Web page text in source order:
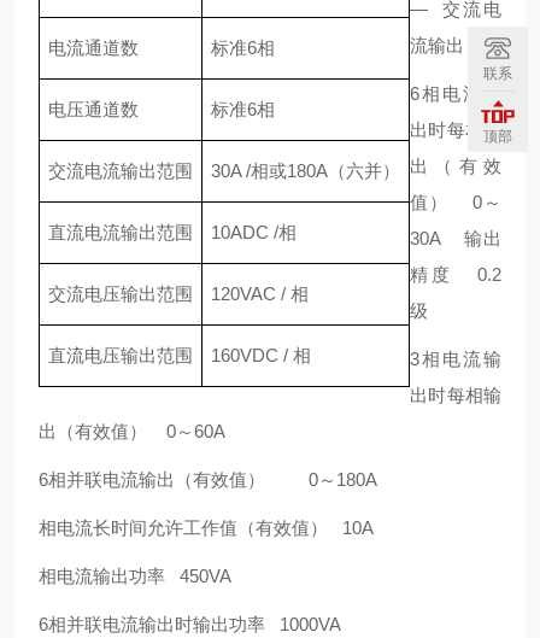
电流通道数 标准6相
电压通道数 标准6相
交流电流输出范围 30A /相或180A（六并）
直流电流输出范围 10ADC /相
交流电压输出范围 120VAC / 相
直流电压输出范围 160VDC / 相
— 交流电
流输出
6相电流输
出时每相输
出（有效
值） 0～
30A 输出
精度 0.2
级
3相电流输
出时每相输
出（有效值） 0～60A
6相并联电流输出（有效值） 0～180A
相电流长时间允许工作值（有效值） 10A
相电流输出功率 450VA
6相并联电流输出时输出功率 1000VA
联系
顶部